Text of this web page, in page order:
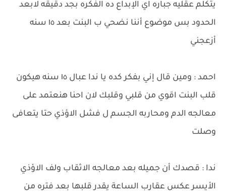
يتكلم عقليه جباره اي الإبداع ده الفكره بجد دقيقه لابعد
الحدود بس موضوع أننا نضحي ب البنت بعد ١٥ سنه
أزعجني
احمد : ومين قال إني بفكر كده يا ندا عبال ١٥ سنه هيكون
قلب البنت اقوي من قلبي وقلبك لان احنا هنعتمد على
معالجه الدم ومحاربه الجسم ل فشل الاؤذي حتا يتعافى
وصلت
ندا : قصدك أن جميله بعد معالجه الاثقاب ولف الاؤذي
الأيسر عكس عقارب الساعة يقدر قلبها بعد فتره من